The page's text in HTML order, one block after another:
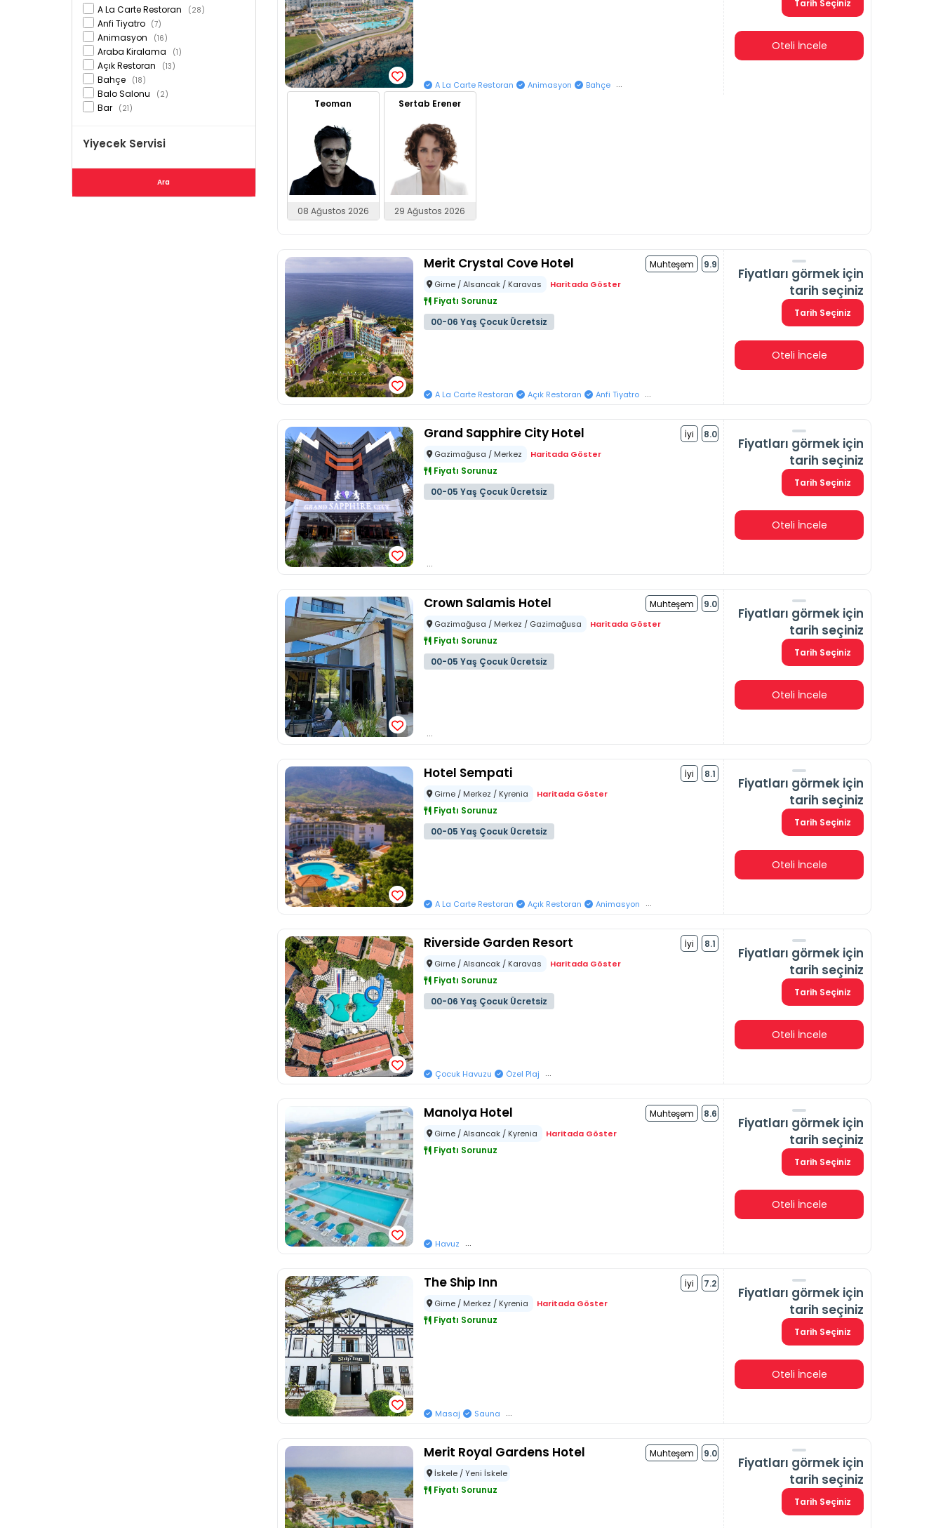
A La Carte Restoran (28)
Anfi Tiyatro (7)
Animasyon (16)
Araba Kiralama (1)
Açık Restoran (13)
Bahçe (18)
Balo Salonu (2)
Bar (21)
(21)
Casino (17)
Emanet Kasası(Lobi'de)
Yiyecek Servisi
Ara
A La Carte Restoran Animasyon Bahçe ...
Tarih Seçiniz
Oteli İncele
Teoman
08 Ağustos 2026
Sertab Erener
29 Ağustos 2026
Muhteşem 9.9
Merit Crystal Cove Hotel
Girne / Alsancak / Karavas Haritada Göster
Fiyatı Sorunuz
A La Carte Restoran Açık Restoran Anfi Tiyatro ...
00-06 Yaş Çocuk Ücretsiz
Fiyatları görmek için
tarih seçiniz
Tarih Seçiniz
Oteli İncele
İyi 8.0
Grand Sapphire City Hotel
Gazimağusa / Merkez Haritada Göster
Fiyatı Sorunuz
...
00-05 Yaş Çocuk Ücretsiz
Fiyatları görmek için
tarih seçiniz
Tarih Seçiniz
Oteli İncele
Muhteşem 9.0
Crown Salamis Hotel
Gazimağusa / Merkez / Gazimağusa Haritada Göster
Fiyatı Sorunuz
...
00-05 Yaş Çocuk Ücretsiz
Fiyatları görmek için
tarih seçiniz
Tarih Seçiniz
Oteli İncele
İyi 8.1
Hotel Sempati
Girne / Merkez / Kyrenia Haritada Göster
Fiyatı Sorunuz
A La Carte Restoran Açık Restoran Animasyon ...
00-05 Yaş Çocuk Ücretsiz
Fiyatları görmek için
tarih seçiniz
Tarih Seçiniz
Oteli İncele
İyi 8.1
Riverside Garden Resort
Girne / Alsancak / Karavas Haritada Göster
Fiyatı Sorunuz
Çocuk Havuzu Özel Plaj ...
00-06 Yaş Çocuk Ücretsiz
Fiyatları görmek için
tarih seçiniz
Tarih Seçiniz
Oteli İncele
Muhteşem 8.6
Manolya Hotel
Girne / Alsancak / Kyrenia Haritada Göster
Fiyatı Sorunuz
Havuz ...
Fiyatları görmek için
tarih seçiniz
Tarih Seçiniz
Oteli İncele
İyi 7.2
The Ship Inn
Girne / Merkez / Kyrenia Haritada Göster
Fiyatı Sorunuz
Masaj Sauna ...
Fiyatları görmek için
tarih seçiniz
Tarih Seçiniz
Oteli İncele
Muhteşem 9.0
Merit Royal Gardens Hotel
İskele / Yeni İskele
Fiyatı Sorunuz
Fiyatları görmek için
tarih seçiniz
Tarih Seçiniz